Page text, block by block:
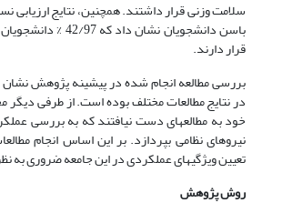
سلامت وزنی قرار داشتند. همچنین، نتایج ارزیابی
باسن دانشجویان نشان
قرار دارند.
بررسی مطالعه انجام شده در پیشینه پژوهش
در نتایج مطالعات مختلف بوده است. از طرفی دیگر
خود به مطالعه­ای دست نیافتند که به بررسی
نیروهای نظامی بپردازد. بر این اساس انجام
تعیین ویژگی­های عملکردی در این جامعه ضروری به
روشپژوهش